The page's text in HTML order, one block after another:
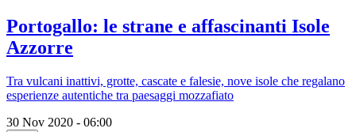
Portogallo: le strane e affascinanti Isole
Azzorre
Tra vulcani inattivi, grotte, cascate e falesie, nove isole che regalano
esperienze autentiche tra paesaggi mozzafiato
30 Nov 2020 - 06:00